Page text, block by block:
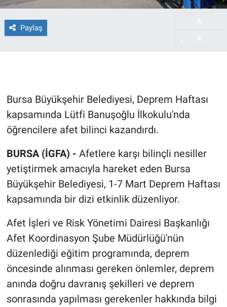
Paylaş
Bursa Büyükşehir Belediyesi, Deprem Haftası
kapsamında Lütfi Banuşoğlu İlkokulu'nda
öğrencilere afet bilinci kazandırdı.
BURSA (İGFA) - Afetlere karşı bilinçli nesiller
yetiştirmek amacıyla hareket eden Bursa
Büyükşehir Belediyesi, 1-7 Mart Deprem Haftası
kapsamında bir dizi etkinlik düzenliyor.
Afet İşleri ve Risk Yönetimi Dairesi Başkanlığı
Afet Koordinasyon Şube Müdürlüğü'nün
düzenlediği eğitim programında, deprem
öncesinde alınması gereken önlemler, deprem
anında doğru davranış şekilleri ve deprem
sonrasında yapılması gerekenler hakkında bilgi